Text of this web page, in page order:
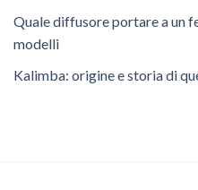
Quale diffusore portare a un
modelli
Kalimba: origine e storia di